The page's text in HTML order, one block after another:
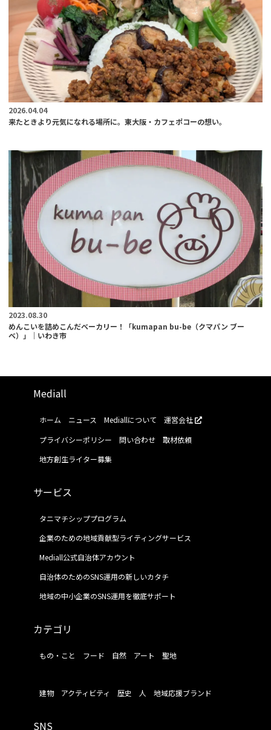
2026.04.04
来たときより元気になれる場所に。東大阪・カフェポコーの想い。
2023.08.30
めんこいを詰めこんだベーカリー！「kumapan bu-be（クマパン ブー
ベ）」｜いわき市
Mediall
ホーム ニュース Mediallについて
運営会社
プライバシーポリシー
問い合わせ
取材依頼
地方創生ライター募集
サービス
タニマチシッププログラム
企業のための地域貢献型ライティングサービス
Mediall公式自治体アカウント
自治体のためのSNS運用の新しいカタチ
地域の中小企業のSNS運用を徹底サポート
カテゴリ
もの・こと フード 自然 アート 聖地
建物 アクティビティ 歴史 人 地域応援ブランド
SNS